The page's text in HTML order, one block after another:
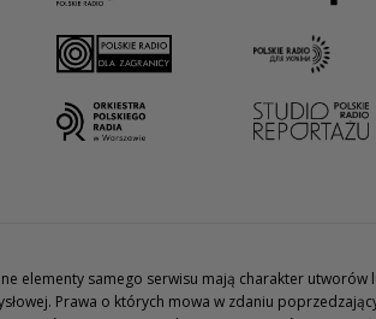
elementy samego serwisu mają charakter
Prawa o których mowa w zdaniu